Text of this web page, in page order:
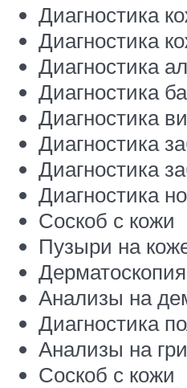
Диагностика
Диагностика
Диагностика
Диагностика
Диагностика
Диагностика
Диагностика
Диагностика
Соскоб с кожи
Пузыри на
Дерматоскопия
Анализы на
Диагностика
Анализы на
Соскоб с кожи